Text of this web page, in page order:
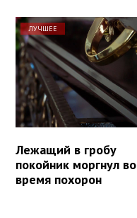
ЛУЧШЕЕ
Лежащий в гробу
покойник моргнул во
время похорон